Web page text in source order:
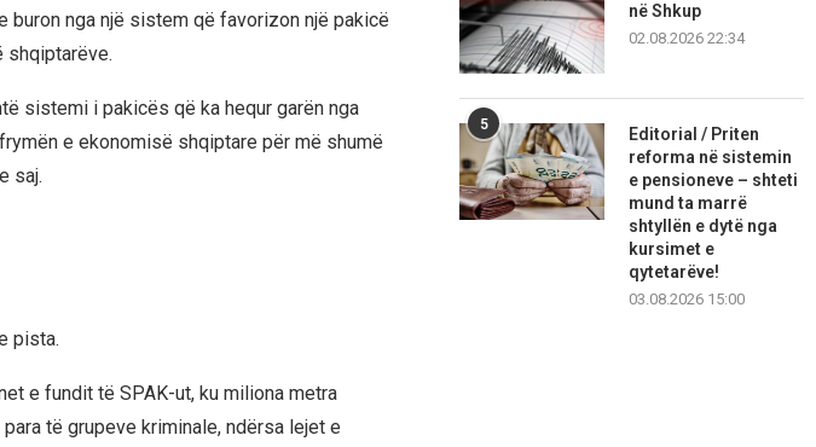
buron nga një sistem që favorizon një pakicë
shqiptarëve.
sistemi i pakicës që ka hequr garën nga
e ekonomisë shqiptare për më shumë
saj.
pista.
e fundit të SPAK-ut, ku miliona metra
të grupeve kriminale, ndërsa lejet e
në Shkup
02.08.2026 22:34
5
Editorial / Priten
reforma në sistemin
e pensioneve – shteti
mund ta marrë
shtyllën e dytë nga
kursimet e
qytetarëve!
03.08.2026 15:00